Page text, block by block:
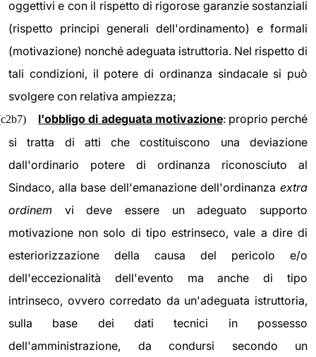
oggettivi e con il rispetto di rigorose garanzie sostanziali
(rispetto principi generali dell'ordinamento) e formali
(motivazione) nonché adeguata istruttoria. Nel rispetto di
tali condizioni, il potere di ordinanza sindacale si può
svolgere con relativa ampiezza;
l'obbligo di adeguata motivazione: proprio perché
si tratta di atti che costituiscono una deviazione
dall'ordinario potere di ordinanza riconosciuto al
Sindaco, alla base dell'emanazione dell'ordinanza extra
ordinem vi deve essere un adeguato supporto
motivazione non solo di tipo estrinseco, vale a dire di
esteriorizzazione della causa del pericolo e/o
dell'eccezionalità dell'evento ma anche di tipo
intrinseco, ovvero corredato da un'adeguata istruttoria,
sulla base dei dati tecnici in possesso
dell'amministrazione, da condursi secondo un